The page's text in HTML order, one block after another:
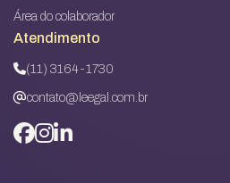
Área do colaborador
Atendimento
(11) 3164-1730
contato@leegal.com.br